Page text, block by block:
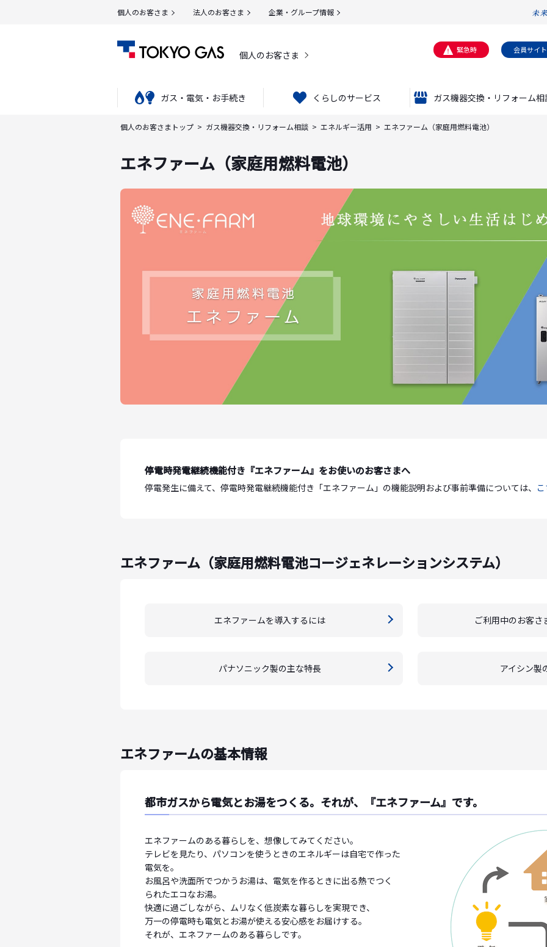
個人のお客さま 法人のお客さま 企業・グループ情報
個人のお客さま 緊急時 会員サイト
ガス・電気・お手続き くらしのサービス ガス機器交換・リフォーム相
個人のお客さまトップ ガス機器交換・リフォーム相談 エネルギー活用 エネファーム（家庭用燃料電池）
エネファーム（家庭用燃料電池）
停電時発電継続機能付き『エネファーム』をお使いのお客さまへ
停電発生に備えて、停電時発電継続機能付き「エネファーム」の機能説明および事前準備については、
エネファーム（家庭用燃料電池コージェネレーションシステム）
エネファームを導入するには ご利用中のお客さ
パナソニック製の主な特長 アイシン製
エネファームの基本情報
都市ガスから電気とお湯をつくる。それが、『エネファーム』です。
エネファームのある暮らしを、想像してみてください。
テレビを見たり、パソコンを使うときのエネルギーは自宅で作った
電気を。
お風呂や洗面所でつかうお湯は、電気を作るときに出る熱でつく
られたエコなお湯。
快適に過ごしながら、ムリなく低炭素な暮らしを実現でき、
万一の停電時も電気とお湯が使える安心感をお届けする。
それが、エネファームのある暮らしです。